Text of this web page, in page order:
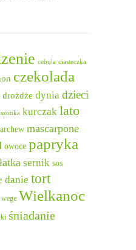
cebula ciasteczka
czekolada
drożdże dynia dzieci
kurczak lato
mascarpone
owoce papryka
sernik sos
danie tort
wege Wielkanoc
śniadanie